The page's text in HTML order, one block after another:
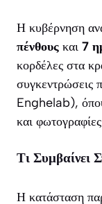
Η κυβέρνηση
πένθους και 7
κορδέλες στα
συγκεντρώσεις
Enghelab), όπου
και
Τι Συμβαίνει
Η κατάσταση